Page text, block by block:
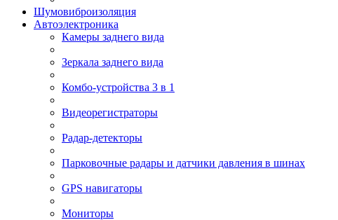
Шумовиброизоляция
Автоэлектроника
Камеры заднего вида
Зеркала заднего вида
Комбо-устройства 3 в 1
Видеорегистраторы
Радар-детекторы
Парковочные радары и датчики давления в шинах
GPS навигаторы
Мониторы